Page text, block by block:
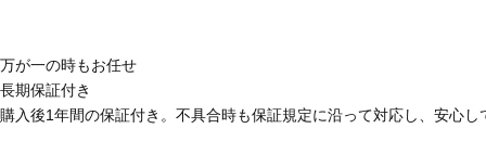
万が一の時もお任せ
長期保証付き
購入後1年間の保証付き。不具合時も保証規定に沿って対応し、安心